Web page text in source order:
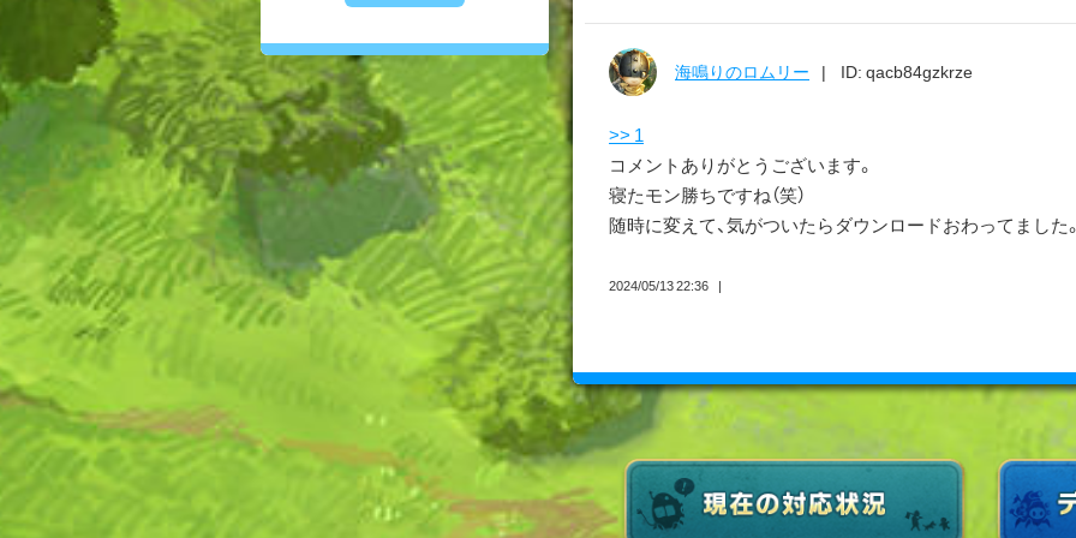
海鳴りのロムリー ID: qacb84gzkrze
>> 1
コメントありがとうございます。
寝たモン勝ちですね（笑）
随時に変えて、気がついたらダウンロードおわってました
2024/05/13 22:36